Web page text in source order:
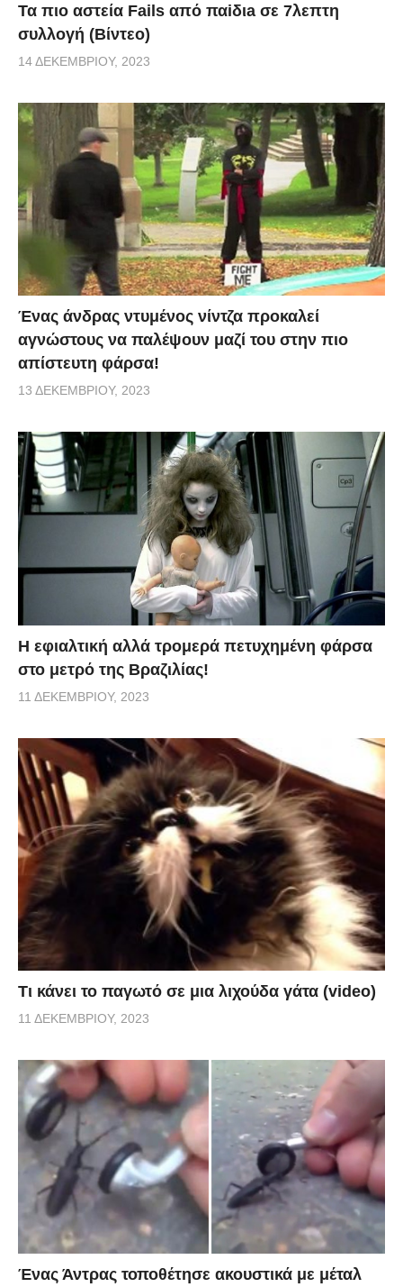
Τα πιο αστεία Fails από παiδιa σε 7λεπτη
συλλογή (Βίντεο)
14 ΔΕΚΕΜΒΡΊΟΥ, 2023
Ένας άνδρας ντυμένος νίντζα προκαλεί
αγνώστους να παλέψουν μαζί του στην πιο
απίστευτη φάρσα!
13 ΔΕΚΕΜΒΡΊΟΥ, 2023
H εφιαλτική αλλά τρομερά πετυχημένη φάρσα
στο μετρό της Βραζιλίας!
11 ΔΕΚΕΜΒΡΊΟΥ, 2023
Τι κάνει το παγωτό σε μια λιχούδα γάτα (video)
11 ΔΕΚΕΜΒΡΊΟΥ, 2023
Ένας Άντρας τοποθέτησε ακουστικά με μέταλ